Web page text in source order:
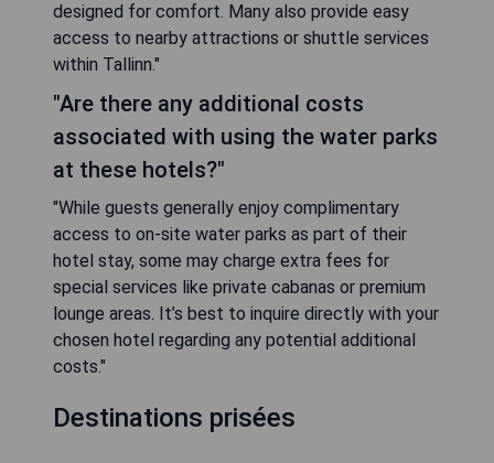
designed for comfort. Many also provide easy
access to nearby attractions or shuttle services
within Tallinn."
"Are there any additional costs
associated with using the water parks
at these hotels?"
"While guests generally enjoy complimentary
access to on-site water parks as part of their
hotel stay, some may charge extra fees for
special services like private cabanas or premium
lounge areas. It’s best to inquire directly with your
chosen hotel regarding any potential additional
costs."
Destinations prisées